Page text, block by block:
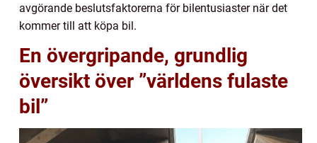
avgörande beslutsfaktorerna för bilentusiaster när det
kommer till att köpa bil.
En övergripande, grundlig
översikt över ”världens fulaste
bil”